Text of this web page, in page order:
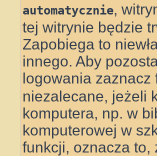
automatycznie,
tej witrynie będzie
Zapobiega to
innego. Aby
logowania zaznacz
niezalecane, jeżeli
komputera, np. w
komputerowej w
funkcji, oznacza to,